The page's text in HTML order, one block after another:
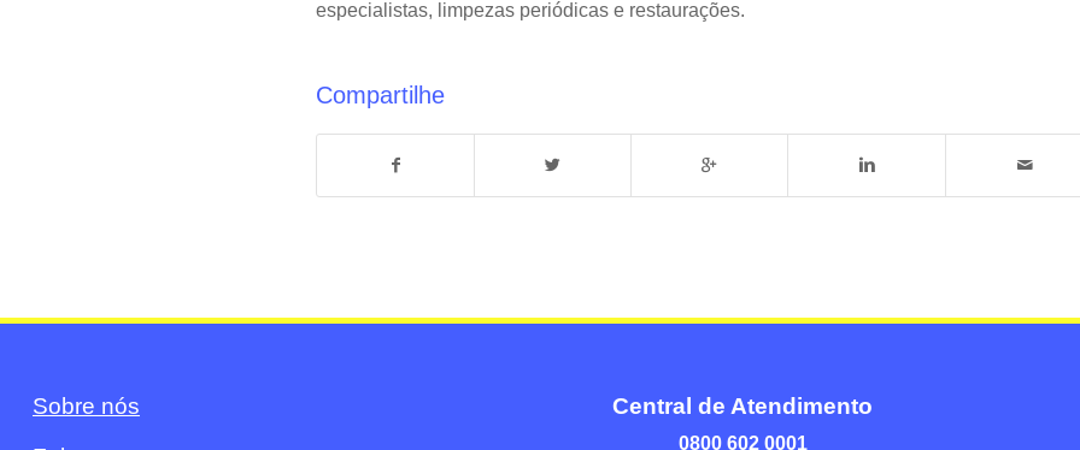
especialistas, limpezas periódicas e restaurações.
Compartilhe
Sobre nós
Central de Atendimento
0800 602 0001